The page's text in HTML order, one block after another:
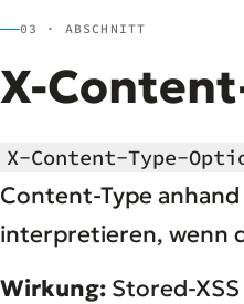
03 · ABSCHNITT
X-
X-Content-Type-
Content-Type
interpretieren, wenn
Wirkung: Stored-